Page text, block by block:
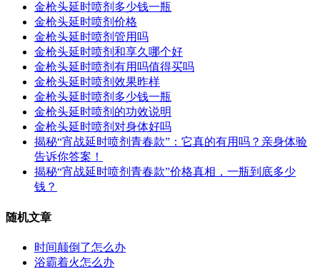
金枪头延时喷剂多少钱一瓶
金枪头延时喷剂价格
金枪头延时喷剂管用吗
金枪头延时喷剂和享久哪个好
金枪头延时喷剂有用吗值得买吗
金枪头延时喷剂效果昨样
金枪头延时喷剂多少钱一瓶
金枪头延时喷剂的功效说明
金枪头延时喷剂对身体好吗
揭秘“宵战延时喷剂青春款”：它真的有用吗？亲身体验
告诉你答案！
揭秘“宵战延时喷剂青春款”价格真相，一瓶到底多少
钱？
随机文章
时间颠倒了怎么办
浴霸着火怎么办